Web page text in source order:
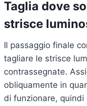
Taglia dove
strisce
Il passaggio finale
tagliare le strisce
contrassegnate.
obliquamente in
di funzionare,